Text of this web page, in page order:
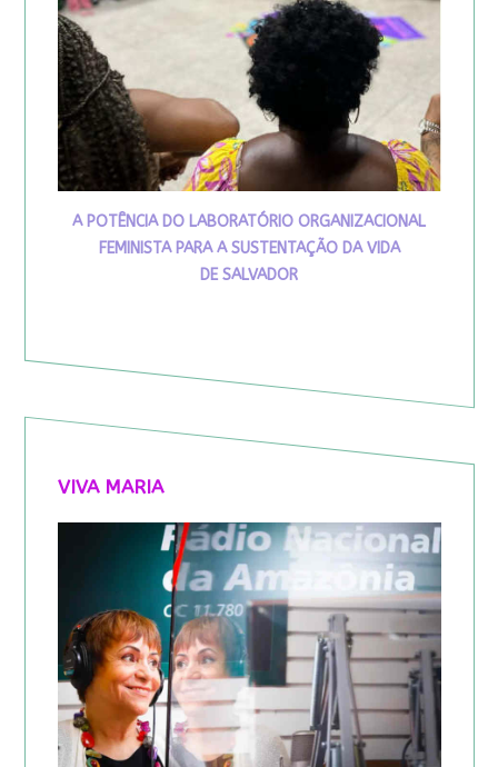
A POTÊNCIA DO LABORATÓRIO ORGANIZACIONAL
FEMINISTA PARA A SUSTENTAÇÃO DA VIDA
DE SALVADOR
VIVA MARIA